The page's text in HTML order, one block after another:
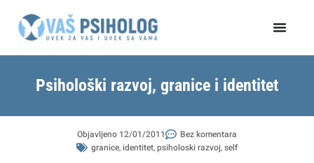
Psihološki razvoj, granice i identitet
Objavljeno 12/01/2011
Bez komentara
granice, identitet,psiholoski razvoj,self